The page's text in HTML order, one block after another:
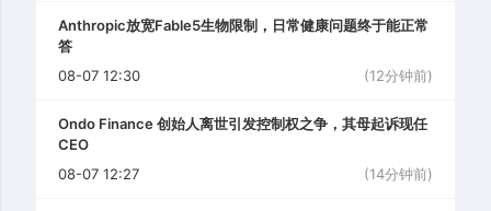
Anthropic放宽Fable5生物限制，日常健康问题终于能正常
答
08-07 12:30
(12分钟前)
Ondo Finance 创始人离世引发控制权之争，其母起诉现任
CEO
08-07 12:27
(14分钟前)